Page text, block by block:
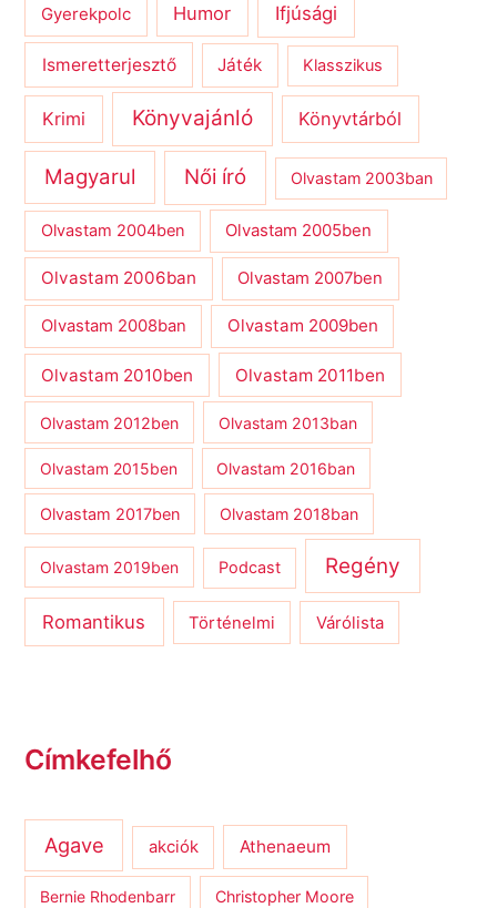
Gyerekpolc Humor Ifjúsági
Ismeretterjesztő Játék Klasszikus
Krimi Könyvajánló Könyvtárból
Magyarul Női író Olvastam 2003ban
Olvastam 2004ben Olvastam 2005ben
Olvastam 2006ban Olvastam 2007ben
Olvastam 2008ban Olvastam 2009ben
Olvastam 2010ben Olvastam 2011ben
Olvastam 2012ben Olvastam 2013ban
Olvastam 2015ben Olvastam 2016ban
Olvastam 2017ben Olvastam 2018ban
Olvastam 2019ben Podcast Regény
Romantikus Történelmi Várólista
Címkefelhő
Agave akciók Athenaeum
Bernie Rhodenbarr Christopher Moore